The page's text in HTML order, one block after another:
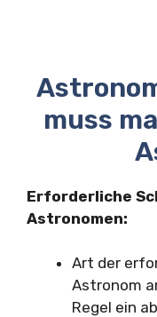
muss
Erforderliche
Astronomen:
Art der
Astronom
Regel ein